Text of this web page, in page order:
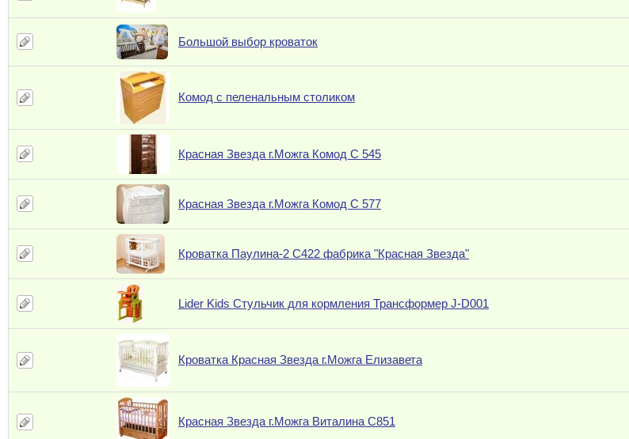
Большой выбор кроваток
Комод с пеленальным столиком
Красная Звезда г.Можга Комод С 545
Красная Звезда г.Можга Комод С 577
Кроватка Паулина-2 С422 фабрика "Красная Звезда"
Lider Kids Стульчик для кормления Трансформер J-D001
Кроватка Красная Звезда г.Можга Елизавета
Красная Звезда г.Можга Виталина С851